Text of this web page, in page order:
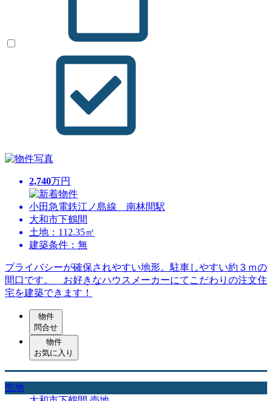
2,740万円
小田急電鉄江ノ島線 南林間駅
大和市下鶴間
土地：112.35㎡
建築条件：無
プライバシーが確保されやすい地形。駐車しやすい約３ｍの
間口です。 お好きなハウスメーカーにてこだわりの注文住
宅を建築できます！
物件
問合せ
物件
お気に入り
売地